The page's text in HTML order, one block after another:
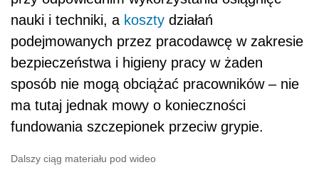
nauki i techniki, a koszty działań
podejmowanych przez pracodawcę w zakresie
bezpieczeństwa i higieny pracy w żaden
sposób nie mogą obciążać pracowników – nie
ma tutaj jednak mowy o konieczności
fundowania szczepionek przeciw grypie.
Dalszy ciąg materiału pod wideo